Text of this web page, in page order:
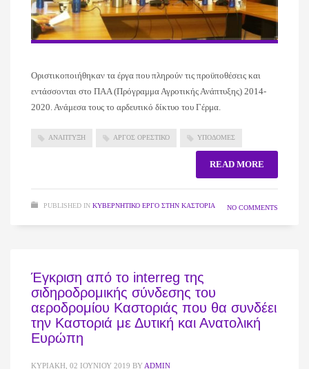
Οριστικοποιήθηκαν τα έργα που πληρούν τις προϋποθέσεις και
εντάσσονται στο ΠΑΑ (Πρόγραμμα Αγροτικής Ανάπτυξης) 2014-
2020. Ανάμεσα τους το αρδευτικό δίκτυο του Γέρμα.
ΑΝΑΠΤΥΞΗ ΑΡΓΟΣ ΟΡΕΣΤΙΚΟ ΥΠΟΔΟΜΕΣ
READ MORE
PUBLISHED IN ΚΥΒΕΡΝΗΤΙΚΌ ΈΡΓΟ ΣΤΗΝ ΚΑΣΤΟΡΙΆ NO COMMENTS
Έγκριση από το interreg της
σιδηροδρομικής σύνδεσης του
αεροδρομίου Καστοριάς που θα συνδέει
την Καστοριά με Δυτική και Ανατολική
Ευρώπη
ΚΥΡΙΑΚΉ, 02 ΙΟΥΝΊΟΥ 2019 BY ADMIN